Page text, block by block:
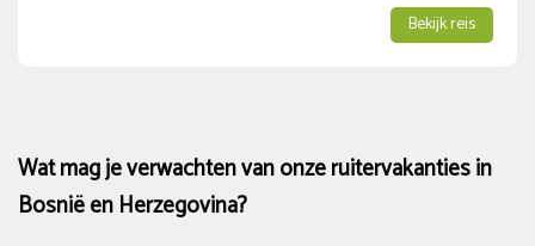
Nieuwe of populaire reizen
Vol in 2026
(3)
Bekijk reis
Wat mag je verwachten van onze ruitervakanties in
Bosnië en Herzegovina?